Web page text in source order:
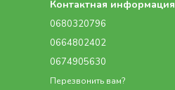
Контактная информация
0680320796
0664802402
0674905630
Перезвонить вам?